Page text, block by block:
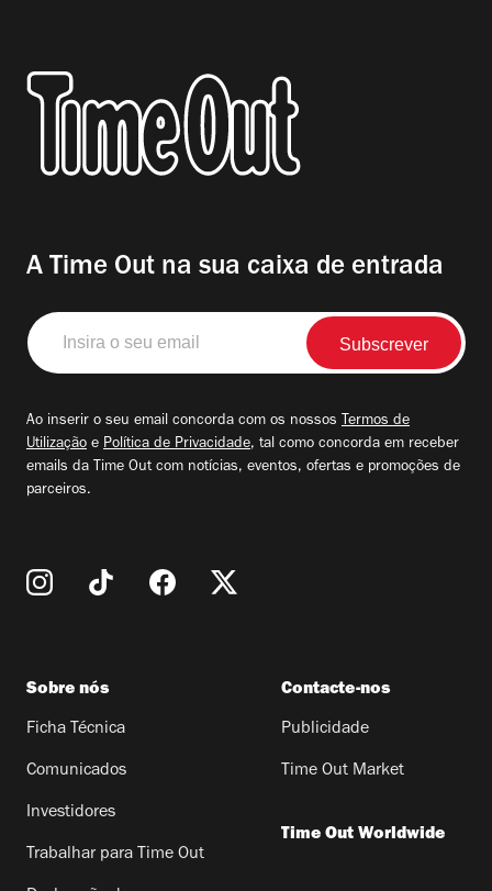
A Time Out na sua caixa de entrada
Insira
o
seu
Ao inserir o seu email concorda com os nossos Termos de
Utilização e Política de Privacidade, tal como concorda em receber
emails da Time Out com notícias, eventos, ofertas e promoções de
parceiros.
Sobre nós
Ficha Técnica
Comunicados
Investidores
Trabalhar para Time Out
Contacte-nos
Publicidade
Time Out Market
Time Out Worldwide